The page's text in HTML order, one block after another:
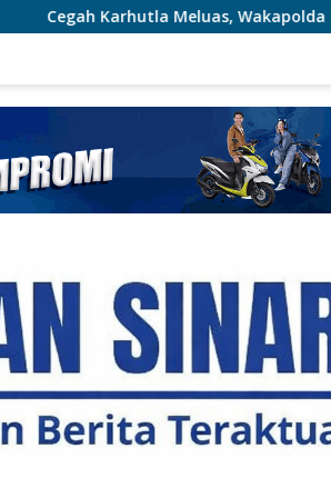
Wakapolda Riau dan Irdam XIX/TT